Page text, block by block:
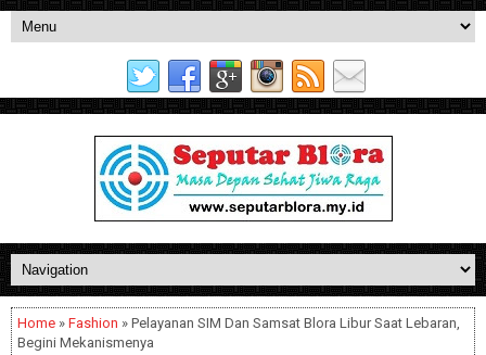
Home » Fashion » Pelayanan SIM Dan Samsat Blora Libur Saat Lebaran,
Begini Mekanismenya